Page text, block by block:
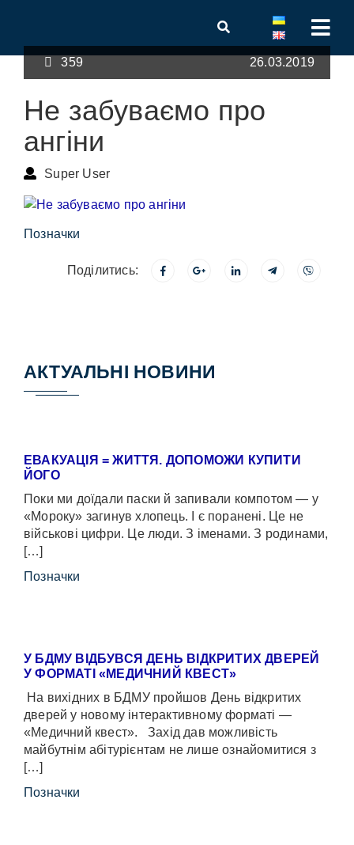
359 26.03.2019
Не забуваємо про
ангіни
Super User
Позначки
Поділитись:
АКТУАЛЬНІ НОВИНИ
ЕВАКУАЦІЯ = ЖИТТЯ. ДОПОМОЖИ КУПИТИ
ЙОГО
Поки ми доїдали паски й запивали компотом — у
«Мороку» загинув хлопець. І є поранені. Це не
військові цифри. Це люди. З іменами. З родинами,
[…]
Позначки
У БДМУ ВІДБУВСЯ ДЕНЬ ВІДКРИТИХ ДВЕРЕЙ
У ФОРМАТІ «МЕДИЧНИЙ КВЕСТ»
На вихідних в БДМУ пройшов День відкритих
дверей у новому інтерактивному форматі —
«Медичний квест». Захід дав можливість
майбутнім абітурієнтам не лише ознайомитися з
[…]
Позначки